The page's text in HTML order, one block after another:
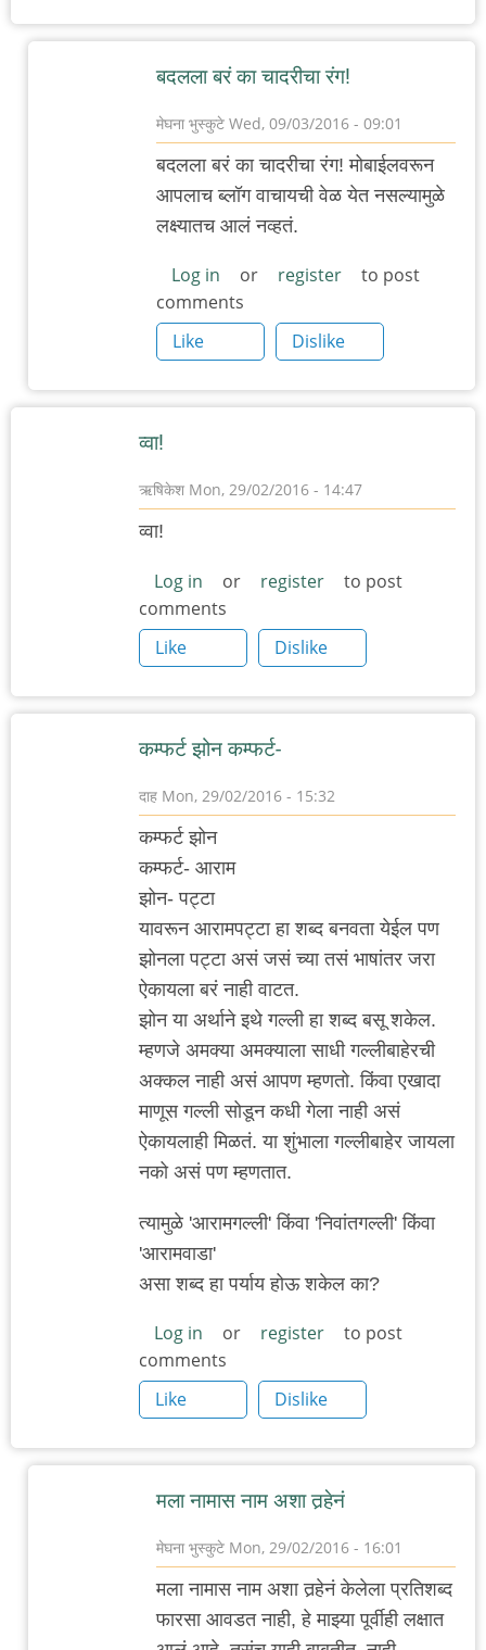
बदलला बरं का चादरीचा रंग!
मेघना भुस्कुटे Wed, 09/03/2016 - 09:01
पोहोचला.इतकं
चांगलं
by
चिमणराव
बदलला बरं का चादरीचा रंग! मोबाईलवरून
आपलाच ब्लॉग वाचायची वेळ येत नसल्यामुळे
लक्ष्यातच आलं नव्हतं.
Log in or register
to post
comments
Like
Dislike
व्वा!
ऋषिकेश Mon, 29/02/2016 - 14:47
व्वा!
Log in or register
to post
comments
Like
Dislike
कम्फर्ट झोन कम्फर्ट-
दाह Mon, 29/02/2016 - 15:32
कम्फर्ट झोन
कम्फर्ट- आराम
झोन- पट्टा
यावरून आरामपट्टा हा शब्द बनवता येईल पण
झोनला पट्टा असं जसं च्या तसं भाषांतर जरा
ऐकायला बरं नाही वाटत.
झोन या अर्थाने इथे गल्ली हा शब्द बसू शकेल.
म्हणजे अमक्या अमक्याला साधी गल्लीबाहेरची
अक्कल नाही असं आपण म्हणतो. किंवा एखादा
माणूस गल्ली सोडून कधी गेला नाही असं
ऐकायलाही मिळतं. या शुंभाला गल्लीबाहेर जायला
नको असं पण म्हणतात.
त्यामुळे 'आरामगल्ली' किंवा 'निवांतगल्ली' किंवा
'आरामवाडा'
असा शब्द हा पर्याय होऊ शकेल का?
Log in or register
to post
comments
Like
Dislike
मला नामास नाम अशा तर्‍हेनं
मेघना भुस्कुटे Mon, 29/02/2016 - 16:01
In
मला नामास नाम अशा तर्‍हेनं केलेला प्रतिशब्द
फारसा आवडत नाही, हे माझ्या पूर्वीही लक्षात